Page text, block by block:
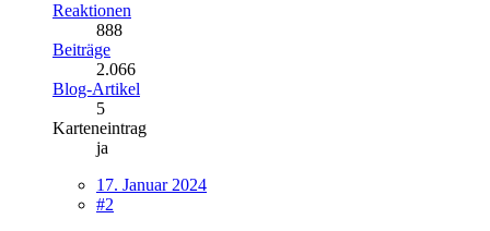
Reaktionen
888
Beiträge
2.066
Blog-Artikel
5
Karteneintrag
ja
17. Januar 2024
#2